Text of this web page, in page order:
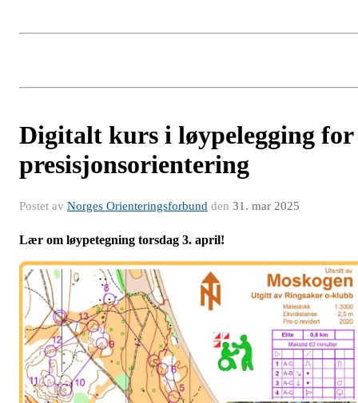
Digitalt kurs i løypelegging for
presisjonsorientering
Postet av Norges Orienteringsforbund den 31. mar 2025
Lær om løypetegning torsdag 3. april!